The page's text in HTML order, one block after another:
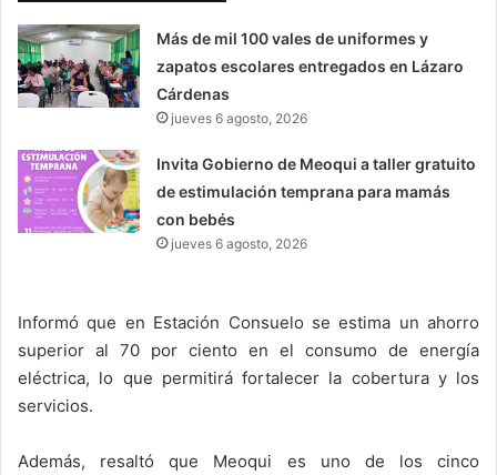
Más de mil 100 vales de uniformes y
zapatos escolares entregados en Lázaro
Cárdenas
jueves 6 agosto, 2026
Invita Gobierno de Meoqui a taller gratuito
de estimulación temprana para mamás
con bebés
jueves 6 agosto, 2026
Informó que en Estación Consuelo se estima un ahorro
superior al 70 por ciento en el consumo de energía
eléctrica, lo que permitirá fortalecer la cobertura y los
servicios.
Además, resaltó que Meoqui es uno de los cinco